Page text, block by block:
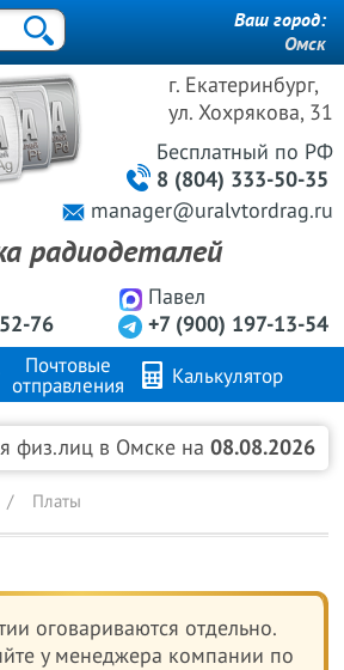
г. Екатеринбург,
ул. Хохрякова, 31
76
Павел
+7 (900) 197-13-54
Бесплатный по РФ
8 (804) 333-50-35
manager@uralvtordrag.ru
радиодеталей
Ваш город:
Омск
Почтовые
отправления
Калькулятор
FAQ Контакты
физ.лиц в Омске на08.08.2026
Платы
оговариваются отдельно.
у менеджера компании по